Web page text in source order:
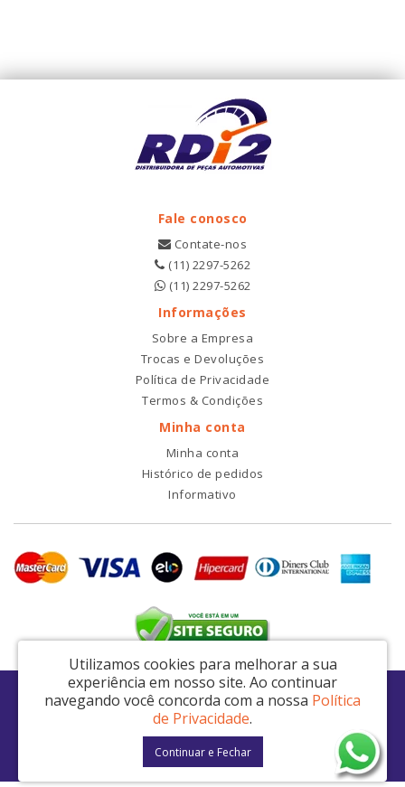
Fale conosco
Contate-nos
(11) 2297-5262
(11) 2297-5262
Informações
Sobre a Empresa
Trocas e Devoluções
Política de Privacidade
Termos & Condições
Minha conta
Minha conta
Histórico de pedidos
Informativo
RDI2 Peças Automotivas Ltda - CNPJ: 14.423.428/0001-51
Av. Nordestina, 663 - São Miguel Paulista - São Paulo / SP - CEP: 08021-000
RDI2 © 2026
Utilizamos cookies para melhorar a sua
experiência em nosso site. Ao continuar
navegando você concorda com a nossa Política
de Privacidade.
Continuar e Fechar